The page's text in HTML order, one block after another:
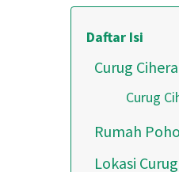
Daftar Isi
Curug
Curug
Rumah
Lokasi